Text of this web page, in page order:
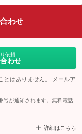
わせ
依頼
わせ
とはありません。 メールア
号が通知されます。無料電話
詳細はこちら